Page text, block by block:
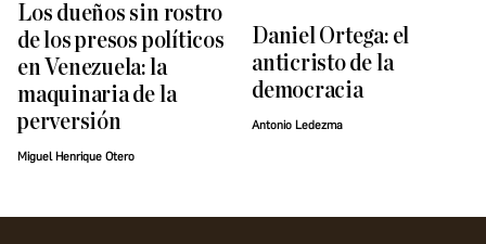
Los dueños sin rostro
de los presos políticos
en Venezuela: la
maquinaria de la
perversión
Miguel Henrique Otero
Daniel Ortega: el
anticristo de la
democracia
Antonio Ledezma